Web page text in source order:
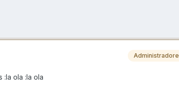
:la ola :la ola